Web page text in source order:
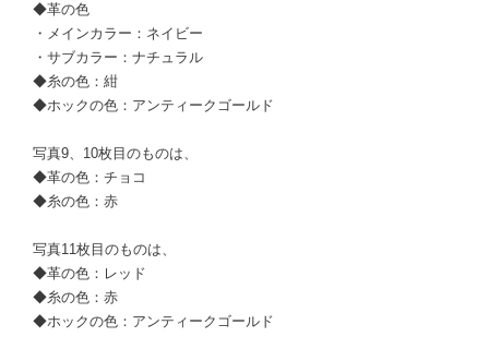
◆革の色
・メインカラー：ネイビー
・サブカラー：ナチュラル
◆糸の色：紺
◆ホックの色：アンティークゴールド
写真9、10枚目のものは、
◆革の色：チョコ
◆糸の色：赤
写真11枚目のものは、
◆革の色：レッド
◆糸の色：赤
◆ホックの色：アンティークゴールド